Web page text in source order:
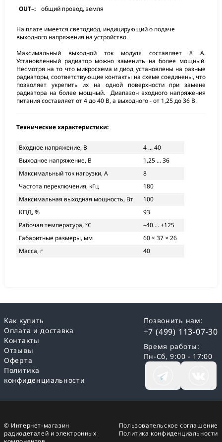
OUT–:
общий провод, земля
На плате имеется светодиод, индицирующий о подаче
выходного напряжения на устройство.
Максимальный выходной ток модуля составляет 8 А.
Установленный радиатор можно заменить на более мощный.
Несмотря на то что микросхема и диод установлены на разные
радиаторы, соответствующие контакты на схеме соединены, что
позволяет укрепить их на одной поверхности при замене
радиатора на более мощный. Диапазон входного напряжения
питания составляет от 4 до 40 В, а выходного - от 1,25 до 36 В.
Технические характеристики:
Входное напряжение, В
4 ... 40
Выходное напряжение, В
1,25 ... 36
Максимальный ток нагрузки, А
8
Частота переключения, кГц
180
Максимальная выходная мощность, Вт
100
КПД, %
93
Рабочая температура, °C
–40 ... +125
Габаритные размеры, мм
60 × 37 × 26
Масса, г
40
Как купить
Оплата и доставка
Контакты
Отзывы
Оферта
Политика
конфиденциальности
Позвонить нам:
+7 (499) 113-07-30
Время работы:
Пн-Сб, 9:00 - 17:00
© Интернет-магазин
радиодеталей и электронных
Пользовательское соглашение
Политика конфиденциальности